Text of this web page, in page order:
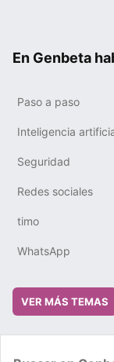
En Genbeta
Paso a paso
Inteligencia
Seguridad
Redes sociales
timo
WhatsApp
VER MÁS TEMAS